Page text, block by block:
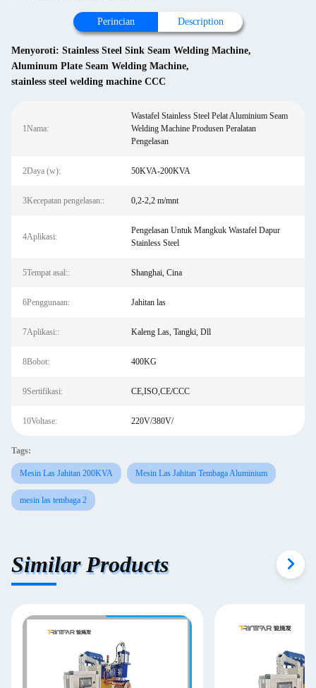
Perincian Description
Menyoroti: Stainless Steel Sink Seam Welding Machine,
Aluminum Plate Seam Welding Machine,
stainless steel welding machine CCC
1Nama:
Wastafel Stainless Steel Pelat Aluminium Seam
Welding Machine Produsen Peralatan
Pengelasan
2Daya (w): 50KVA-200KVA
3Kecepatan pengelasan:: 0,2-2,2 m/mnt
4Aplikasi:
Pengelasan Untuk Mangkuk Wastafel Dapur
Stainless Steel
5Tempat asal:: Shanghai, Cina
6Penggunaan: Jahitan las
7Aplikasi:: Kaleng Las, Tangki, Dll
8Bobot: 400KG
9Sertifikasi: CE,ISO,CE/CCC
10Voltase: 220V/380V/
Tags:
Mesin Las Jahitan 200KVA Mesin Las Jahitan Tembaga Aluminium
mesin las tembaga 2
Similar Products